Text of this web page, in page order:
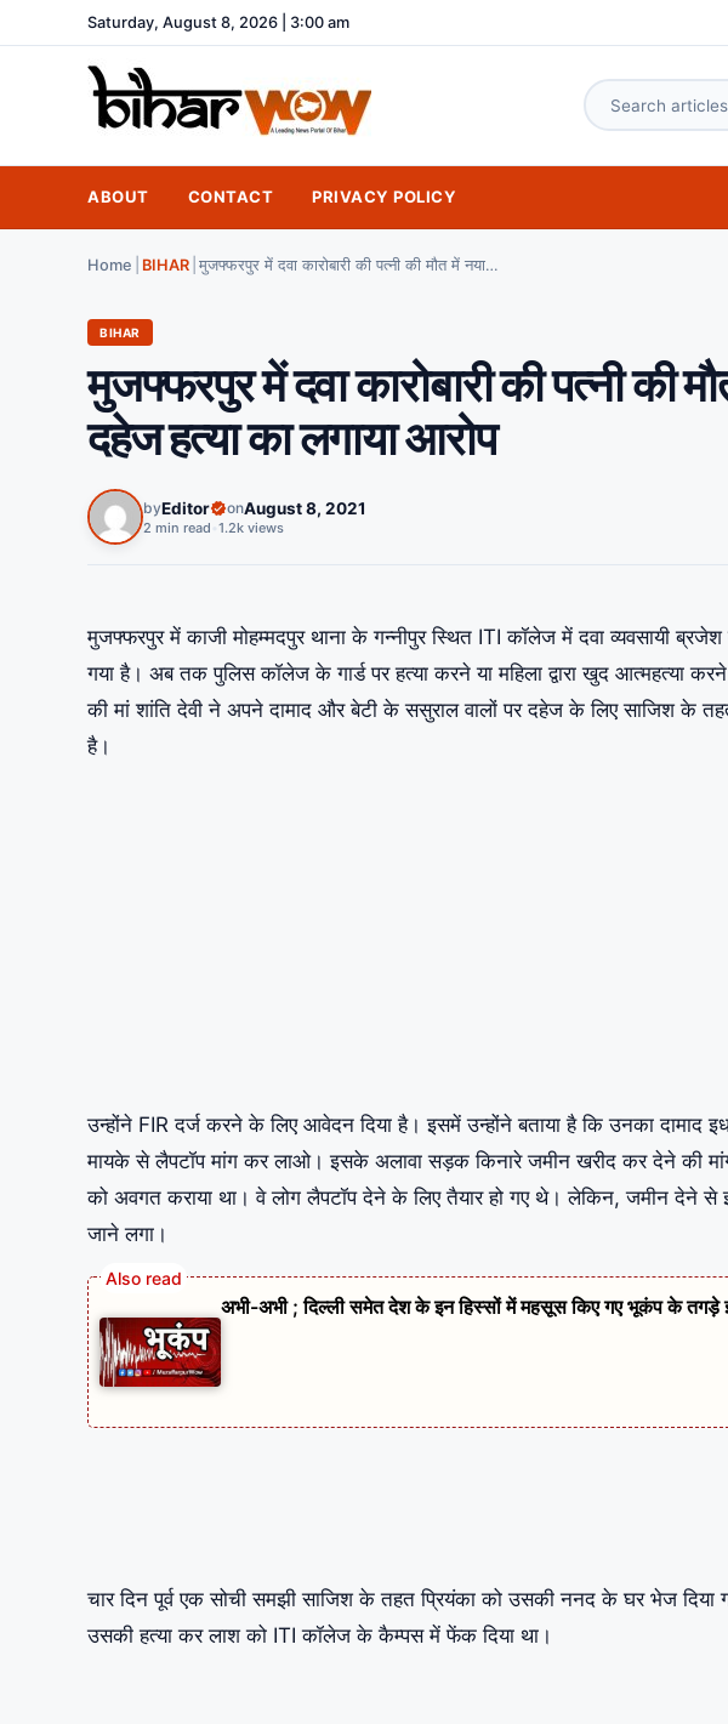
Saturday, August 8, 2026 | 3:00 am अभी-अभी ;
ABOUT CONTACT PRIVACY POLICY
Home BIHAR मुजफ्फरपुर में दवा कारोबारी की पत्नी की मौत में नया मोड़; अब मां ने दहेज हत्या का लगाया आरोप
BIHAR
मुजफ्फरपुर में दवा कारोबारी की पत्नी की
दहेज हत्या का लगाया आरोप
byEditor onAugust 8, 2021
2 min read 1.2k views
मुजफ्फरपुर में काजी मोहम्मदपुर थाना के गन्नीपुर स्थित ITI कॉलेज में दवा व्यवसायी
गया है। अब तक पुलिस कॉलेज के गार्ड पर हत्या करने या महिला द्वारा खुद आत्महत्या
की मां शांति देवी ने अपने दामाद और बेटी के ससुराल वालों पर दहेज के लिए साजिश के
है।
उन्होंने FIR दर्ज करने के लिए आवेदन दिया है। इसमें उन्होंने बताया है कि उनका दामाद
मायके से लैपटॉप मांग कर लाओ। इसके अलावा सड़क किनारे जमीन खरीद कर देने की
को अवगत कराया था। वे लोग लैपटॉप देने के लिए तैयार हो गए थे। लेकिन, जमीन देने से
जाने लगा।
अभी-अभी ; दिल्ली समेत देश के इन हिस्सों में महसूस किए गए भूकंप के
चार दिन पूर्व एक सोची समझी साजिश के तहत प्रियंका को उसकी ननद के घर भेज दिया
उसकी हत्या कर लाश को ITI कॉलेज के कैम्पस में फेंक दिया था।